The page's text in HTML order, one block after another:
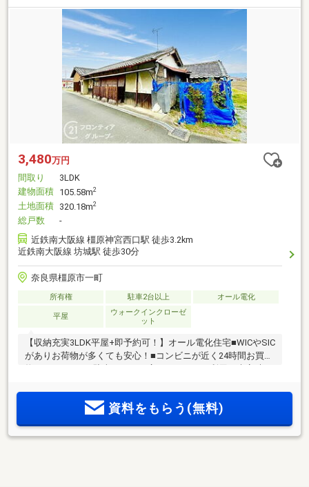
3,480万円
間取り
3LDK
建物面積 105.58m2
土地面積 320.18m2
総戸数
-
近鉄南大阪線 橿原神宮西口駅 徒歩3.2km
近鉄南大阪線 坊城駅 徒歩30分
奈良県橿原市一町
所有権 駐車2台以上 オール電化
平屋
ウォークインクローゼ
ット
【収納充実3LDK平屋+即予約可！】オール電化住宅■WICやSIC
がありお荷物が多くても安心！■コンビニが近く24時間お買い
資料をもらう(無料)